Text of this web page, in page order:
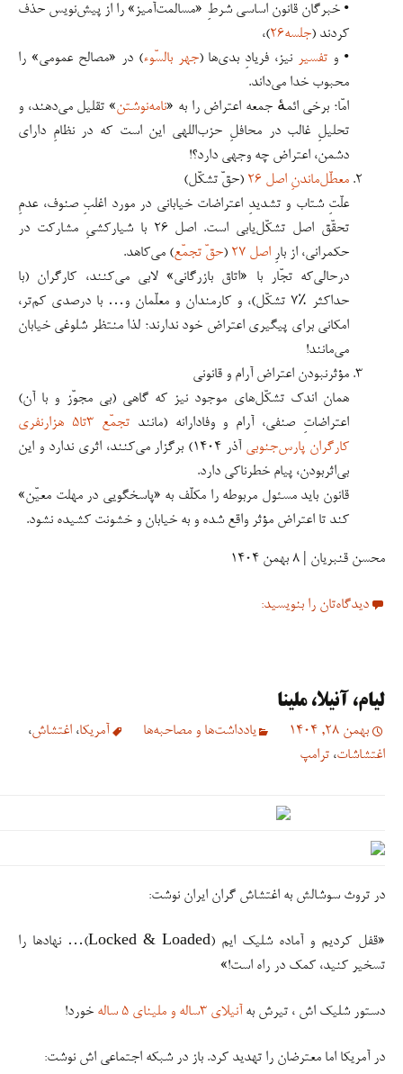
• خبرگان قانون اساسی شرطِ «مسالمت‌آمیز» را از پیش‌نویس حذف
کردند (جلسه۲۶
)،
• و تفسیر نیز، فریادِ بدی‌ها (جهر بالسّوء) در «مصالح عمومی» را
محبوب خدا می‌داند.
امّا؛ برخی ائمهٔ جمعه اعتراض را به «نامه‌نوشتن» تقلیل می‌دهند، و
تحلیلِ غالب در محافلِ حزب‌اللهی این است که در نظامِ دارای
دشمن، اعتراض چه وجهی دارد؟!
معطّل‌ماندنِ اصل ۲۶
(حقّ تشکّل‌)
علّتِ شتاب و تشدیدِ اعتراضات خیابانی در مورد اغلبِ صنوف، عدمِ
تحقّق اصل تشکّل‌یابی است. اصل ۲۶ با شیارکشیِ مشارکت در
حکمرانی، از بارِ اصل ۲۷ (حقّ تجمّع) می‌کاهد.
درحالی‌که تجّار با «اتاق بازرگانی» لابی می‌کنند، کارگران (با
حداکثر ٪۷ تشکّل)، و کارمندان و معلّمان و… با درصدی کم‌تر،
امکانی برای پیگیری اعتراض خود ندارند؛ لذا منتظر شلوغی خیابان
می‌مانند!
مؤثرنبودن اعتراض آرام و قانونی
همان اندک تشکّل‌های موجود نیز که گاهی (بی مجوّز و با آن)
اعتراضاتِ صنفی، آرام و وفادارانه (مانند
تجمّع ۳تا۵ هزارنفری
کارگران پارس‌جنوبی
آذر ۱۴۰۴) برگزار می‌کنند، اثری ندارد و این
بی‌اثربودن، پیام خطرناکی دارد.
قانون باید مسئول مربوطه را مکلّف به «پاسخگویی در مهلت معیّن»
کند تا اعتراض مؤثر واقع شده و به خیابان و خشونت کشیده نشود.
محسن قنبریان | ۸ بهمن ۱۴۰۴
دیدگاه‌تان را بنویسید:
لیام، آنیلا، ملینا
بهمن 28, 1404 یادداشت‌ها و مصاحبه‌ها آمریکا، اغتشاش،
اغتشاشات، ترامپ
در تروث‌ سوشالش به اغتشاش گران ایران نوشت:
«قفل کردیم و آماده شلیک ایم (Locked & Loaded)… نهادها را
تسخیر کنید، کمک در راه است!»
دستور شلیک اش ، تیرش به آنیلای ۳ساله و ملینای ۵ ساله خورد!
در آمریکا اما معترضان را تهدید کرد. باز در شبکه اجتماعی اش نوشت: